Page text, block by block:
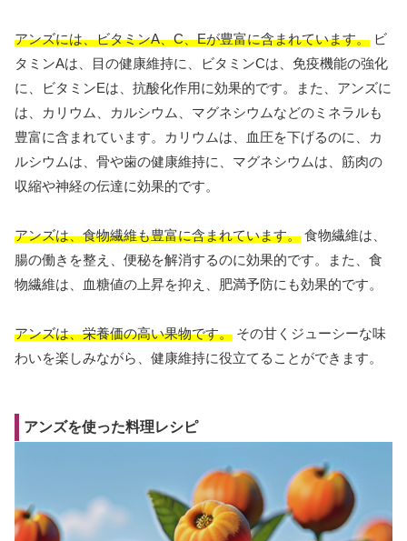
アンズには、ビタミンA、C、Eが豊富に含まれています。 ビ
タミンAは、目の健康維持に、ビタミンCは、免疫機能の強化
に、ビタミンEは、抗酸化作用に効果的です。また、アンズに
は、カリウム、カルシウム、マグネシウムなどのミネラルも
豊富に含まれています。カリウムは、血圧を下げるのに、カ
ルシウムは、骨や歯の健康維持に、マグネシウムは、筋肉の
収縮や神経の伝達に効果的です。
アンズは、食物繊維も豊富に含まれています。 食物繊維は、
腸の働きを整え、便秘を解消するのに効果的です。また、食
物繊維は、血糖値の上昇を抑え、肥満予防にも効果的です。
アンズは、栄養価の高い果物です。 その甘くジューシーな味
わいを楽しみながら、健康維持に役立てることができます。
アンズを使った料理レシピ